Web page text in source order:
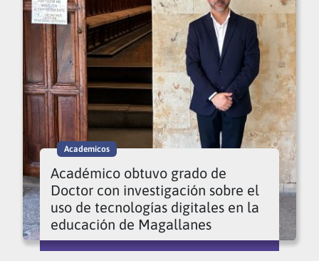
Academicos
Académico obtuvo grado de
Doctor con investigación sobre el
uso de tecnologías digitales en la
educación de Magallanes